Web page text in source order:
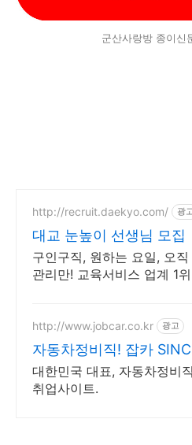
군산사랑방 종이신
http://recruit.daekyo.com/ 광
대교 눈높이 선생님 모집
구인구직, 원하는 요일, 오직
관리만! 교육서비스 업계 1
http://www.jobcar.co.kr 광고
자동차정비직! 잡카
2005
대한민국 대표, 자동차정비
취업사이트.